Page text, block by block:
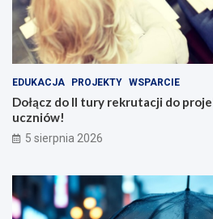
EDUKACJA PROJEKTY WSPARCIE
Dołącz do II tury rekrutacji do
uczniów!
5 sierpnia 2026